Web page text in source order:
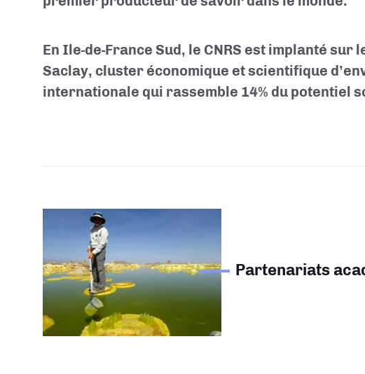
En Ile-de-France Sud, le CNRS est implanté
Saclay, cluster économique et scientifique
internationale qui rassemble 14% du potentiel
Partenariats